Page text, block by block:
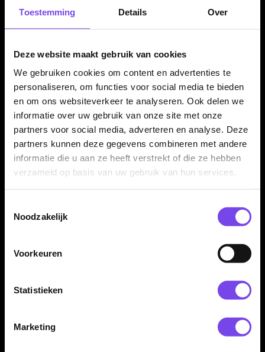
Toestemming Details Over
Deze website maakt gebruik van cookies
We gebruiken cookies om content en advertenties te
personaliseren, om functies voor social media te bieden
en om ons websiteverkeer te analyseren. Ook delen we
informatie over uw gebruik van onze site met onze
partners voor social media, adverteren en analyse. Deze
partners kunnen deze gegevens combineren met andere
informatie die u aan ze heeft verstrekt of die ze hebben
verzameld op basis van uw gebruik van hun services.
Noodzakelijk
Voorkeuren
Statistieken
Marketing
Verkrijgbaar in 20, 22, 24 en 26 gram
mm tot 6.60 mm.
Compleet geleverd met Red Dragon shafts en flights
De Red Dragon Javelin 85% dartpijlen worden geleverd als
complete set van drie dartpijlen, inclusief Red Dragon shafts
en Red Dragon flights. Daardoor kun je direct spelen met een
complete Red Dragon Javelin setup.
✓ Steeltip darts van Red Dragon
✓
Lange parallel barrel van 54.60 mm
✓ Zilveren natural tungsten afwerking